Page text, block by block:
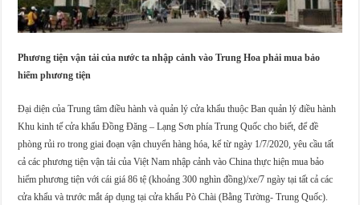
Phương tiện vận tải của nước ta nhập cảnh vào Trung Hoa phải mua bảo
hiểm phương tiện
Đại diện của Trung tâm điều hành và quản lý cửa khẩu thuộc Ban quản lý điều hành
Khu kinh tế cửa khẩu Đồng Đăng – Lạng Sơn phía Trung Quốc cho biết, để đề
phòng rủi ro trong giai đoạn vận chuyển hàng hóa, kể từ ngày 1/7/2020, yêu cầu tất
cả các phương tiện vận tải của Việt Nam nhập cảnh vào China thực hiện mua bảo
hiểm phương tiện với cái giá 86 tệ (khoảng 300 nghìn đồng)/xe/7 ngày tại tất cả các
cửa khẩu và trước mắt áp dụng tại cửa khẩu Pò Chài (Bằng Tường- Trung Quốc).